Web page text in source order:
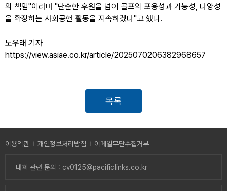
의 책임"이라며 "단순한 후원을 넘어 골프의 포용성과 가능성, 다양성
을 확장하는 사회공헌 활동을 지속하겠다"고 했다.
노우래 기자
https://view.asiae.co.kr/article/2025070206382968657
목록
이용약관 개인정보처리방침 이메일무단수집거부
대회 관련 문의 : cv0125@pacificlinks.co.kr